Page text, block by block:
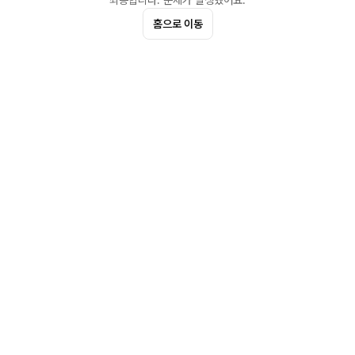
홈으로 이동